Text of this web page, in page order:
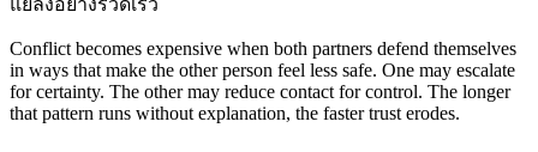
Conflict becomes expensive when both partners defend themselves
in ways that make the other person feel less safe. One may escalate
for certainty. The other may reduce contact for control. The longer
that pattern runs without explanation, the faster trust erodes.